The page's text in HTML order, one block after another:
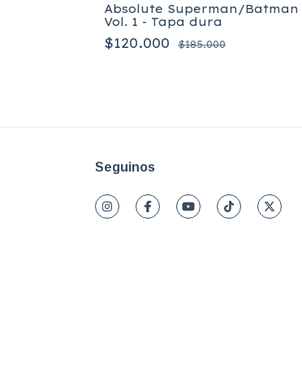
Absolute Superman/Batman
Vol. 1 - Tapa dura
$120.000 $185.000
Seguinos